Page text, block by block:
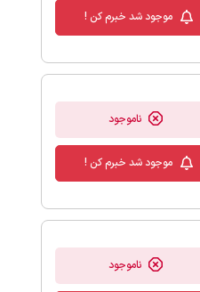
موجود شد خبرم کن !
ناموجود
موجود شد خبرم کن !
ناموجود